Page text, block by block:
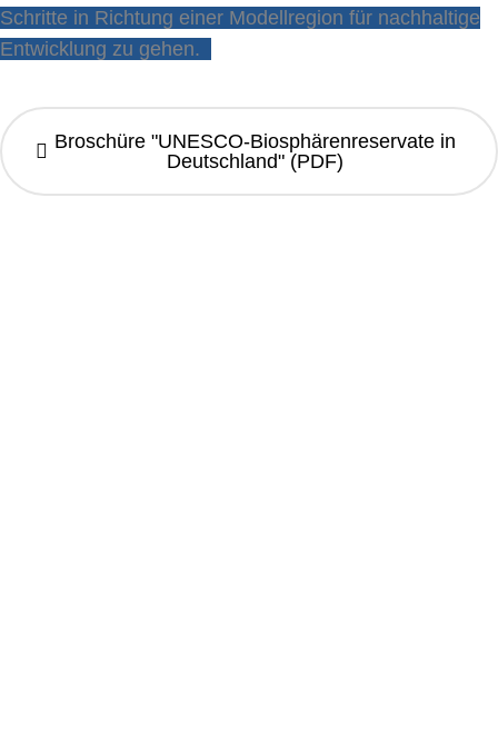
Schritte in Richtung einer Modellregion für nachhaltige
Entwicklung zu gehen.
Broschüre "UNESCO-Biosphärenreservate in
Deutschland" (PDF)